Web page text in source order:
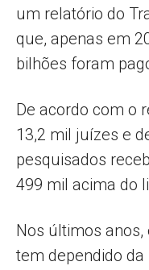
um relatório do
que, apenas em
bilhões foram
De acordo com o
13,2 mil juízes e
pesquisados
499 mil acima do
Nos últimos
tem dependido da